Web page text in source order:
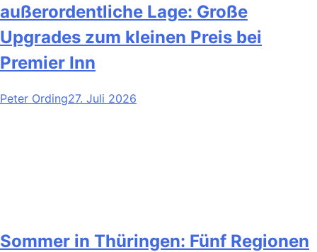
außerordentliche Lage: Große
Upgrades zum kleinen Preis bei
Premier Inn
Peter Ording27. Juli 2026
Sommer in Thüringen: Fünf Regionen